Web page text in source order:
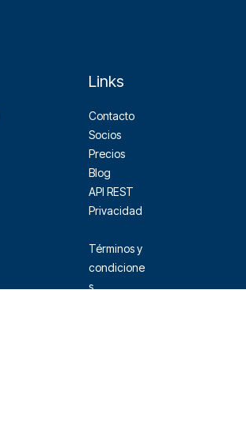
Links
Contacto
Socios
Precios
Blog
API REST
Privacidad
Términos y
condicione
s